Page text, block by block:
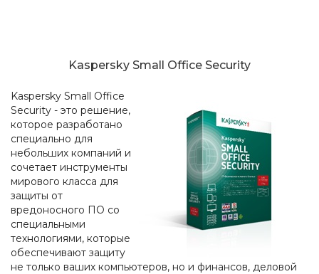
Kaspersky Small Office Security
Kaspersky Small Office
Security - это решение,
которое разработано
специально для
небольших компаний и
сочетает инструменты
мирового класса для
защиты от
вредоносного ПО со
специальными
технологиями, которые
обеспечивают защиту
не только ваших компьютеров, но и финансов, деловой